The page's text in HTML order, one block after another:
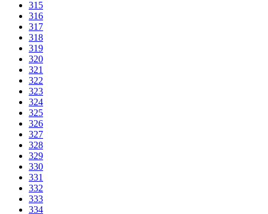
315
316
317
318
319
320
321
322
323
324
325
326
327
328
329
330
331
332
333
334